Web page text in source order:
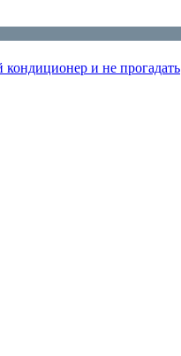
и не прогадать